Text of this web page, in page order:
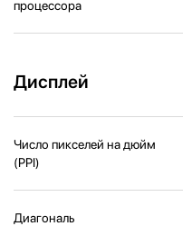
процессора
Дисплей
Число пикселей на дюйм
(PPI)
Диагональ